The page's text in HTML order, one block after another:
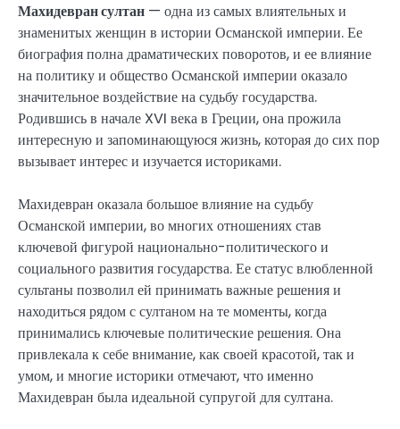
Махидевран султан — одна из самых влиятельных и
знаменитых женщин в истории Османской империи. Ее
биография полна драматических поворотов, и ее влияние
на политику и общество Османской империи оказало
значительное воздействие на судьбу государства.
Родившись в начале XVI века в Греции, она прожила
интересную и запоминающуюся жизнь, которая до сих пор
вызывает интерес и изучается историками.
Махидевран оказала большое влияние на судьбу
Османской империи, во многих отношениях став
ключевой фигурой национально-политического и
социального развития государства. Ее статус влюбленной
сультаны позволил ей принимать важные решения и
находиться рядом с султаном на те моменты, когда
принимались ключевые политические решения. Она
привлекала к себе внимание, как своей красотой, так и
умом, и многие историки отмечают, что именно
Махидевран была идеальной супругой для султана.